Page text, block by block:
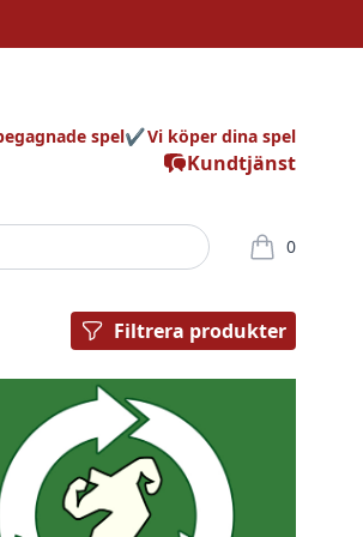
Kundtjänst
spel Vi köper dina spel
0
varor i
Filtrera produkter